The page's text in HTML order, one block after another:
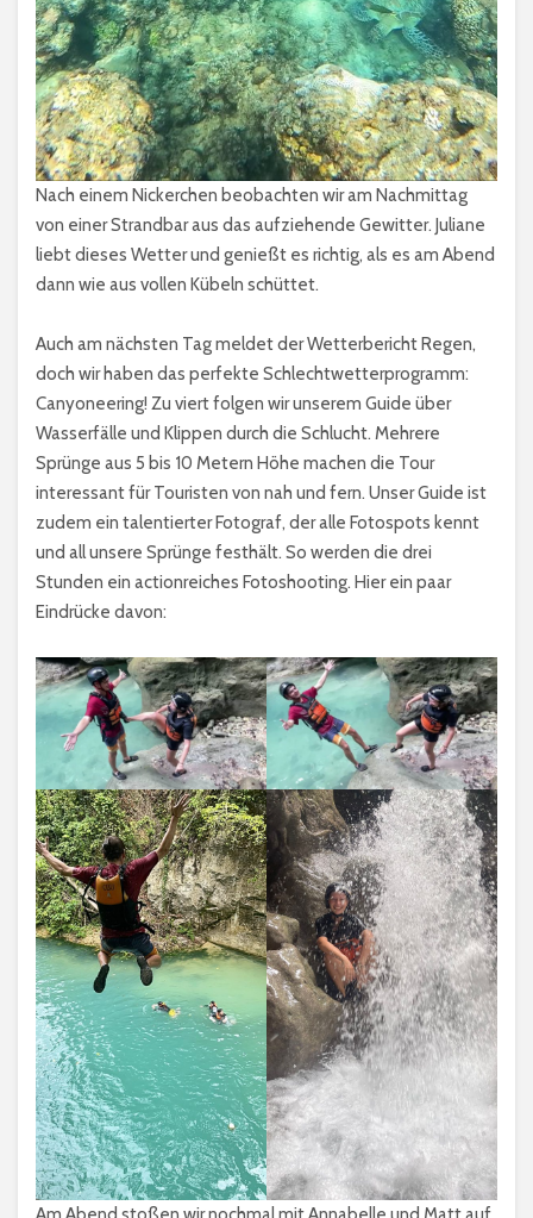
Nach einem Nickerchen beobachten wir am Nachmittag
von einer Strandbar aus das aufziehende Gewitter. Juliane
liebt dieses Wetter und genießt es richtig, als es am Abend
dann wie aus vollen Kübeln schüttet.
Auch am nächsten Tag meldet der Wetterbericht Regen,
doch wir haben das perfekte Schlechtwetterprogramm:
Canyoneering! Zu viert folgen wir unserem Guide über
Wasserfälle und Klippen durch die Schlucht. Mehrere
Sprünge aus 5 bis 10 Metern Höhe machen die Tour
interessant für Touristen von nah und fern. Unser Guide ist
zudem ein talentierter Fotograf, der alle Fotospots kennt
und all unsere Sprünge festhält. So werden die drei
Stunden ein actionreiches Fotoshooting. Hier ein paar
Eindrücke davon: